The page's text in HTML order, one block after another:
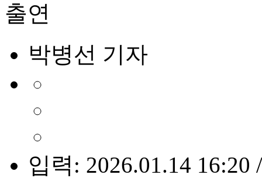
출연
박병선 기자
입력: 2026.01.14 16:20